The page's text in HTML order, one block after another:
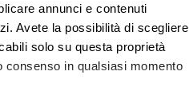
annunci e contenuti
Avete la possibilità di scegliere
solo su questa proprietà
in qualsiasi momento